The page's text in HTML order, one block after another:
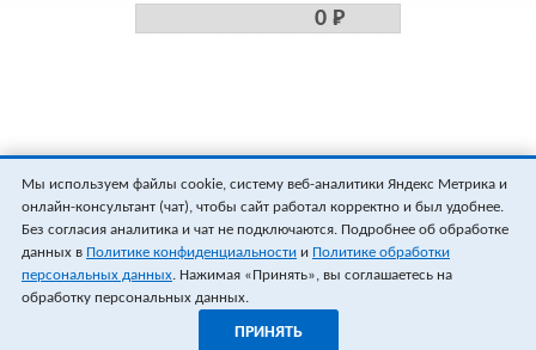
0 Р
Мы используем файлы cookie, систему веб-аналитики Яндекс Метрика и
онлайн-консультант (чат), чтобы сайт работал корректно и был удобнее.
Без согласия аналитика и чат не подключаются. Подробнее об обработке
данных в Политике конфиденциальности и Политике обработки
персональных данных. Нажимая «Принять», вы соглашаетесь на
обработку персональных данных.
ПРИНЯТЬ